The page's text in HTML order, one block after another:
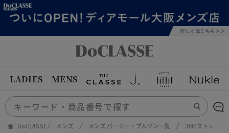
LADIES MENS
DoCLASSE メンズ メンズ パーカー・ブルゾン一覧 360°ストレッチ